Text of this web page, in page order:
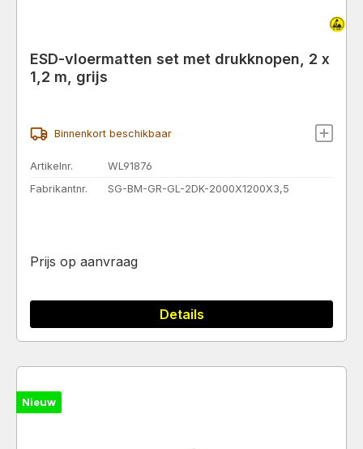
ESD-vloermatten set met drukknopen, 2 x
1,2 m, grijs
Binnenkort beschikbaar
Artikelnr.
WL91876
Fabrikantnr.
SG-BM-GR-GL-2DK-2000X1200X3,5
Prijs op aanvraag
Details
Nieuw